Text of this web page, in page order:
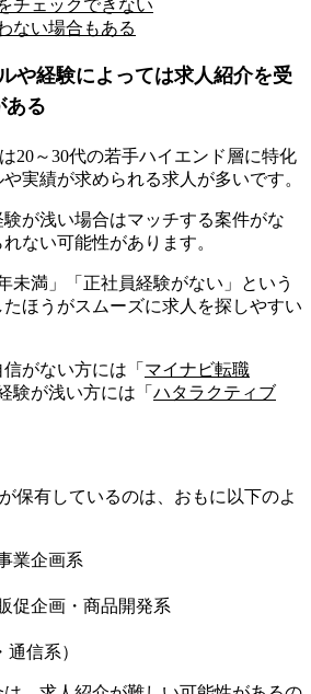
チェックできない
ない場合もある
や経験によっては求人紹介を受
ある
20～30代の若手ハイエンド層に特化
実績が求められる求人が多いです。
が浅い場合はマッチする案件がな
ない可能性があります。
未満」「正社員経験がない」という
ほうがスムーズに求人を探しやすい
がない方には「 マイナビ転職
験が浅い方には「 ハタラクティブ
保有しているのは、おもに以下のよ
業企画系
促企画・商品開発系
信系）